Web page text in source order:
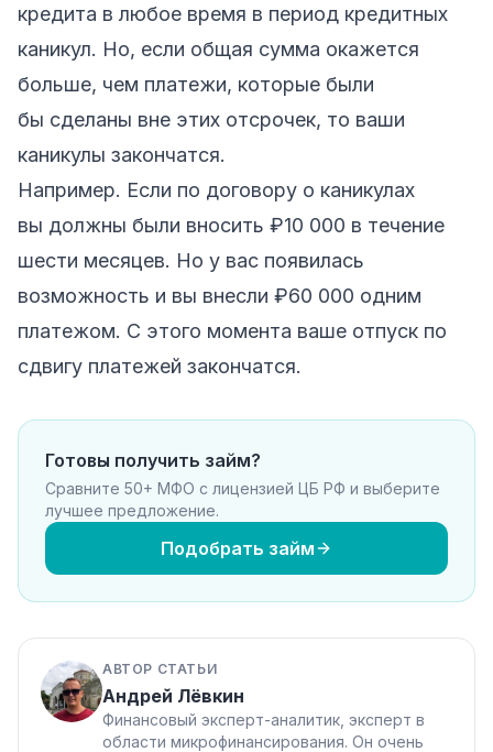
кредита в любое время в период кредитных
каникул. Но, если общая сумма окажется
больше, чем платежи, которые были
бы сделаны вне этих отсрочек, то ваши
каникулы закончатся.
Например. Если по договору о каникулах
вы должны были вносить ₽10 000 в течение
шести месяцев. Но у вас появилась
возможность и вы внесли ₽60 000 одним
платежом. С этого момента ваше отпуск по
сдвигу платежей закончатся.
Готовы получить займ?
Сравните 50+ МФО с лицензией ЦБ РФ и выберите
лучшее предложение.
Подобрать займ
АВТОР СТАТЬИ
Андрей Лёвкин
Финансовый эксперт-аналитик, эксперт в
области микрофинансирования. Он очень